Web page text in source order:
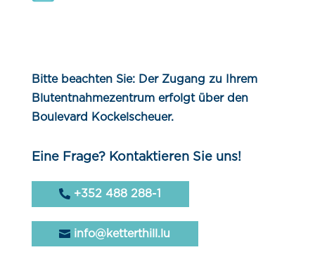
Bitte beachten Sie: Der Zugang zu Ihrem
Blutentnahmezentrum erfolgt über den
Boulevard Kockelscheuer.
Eine Frage? Kontaktieren Sie uns!
+352 488 288-1
info@ketterthill.lu